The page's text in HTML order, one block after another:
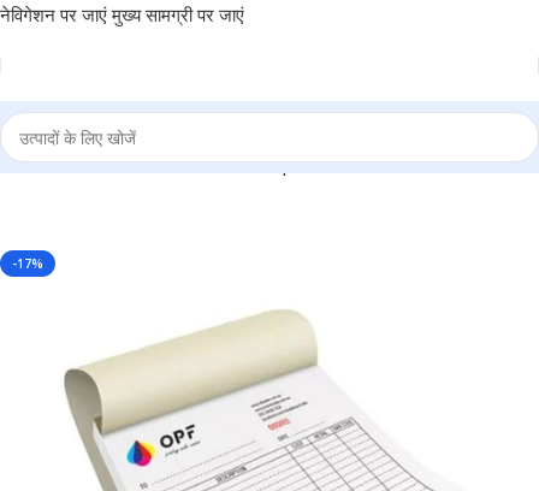
नेविगेशन पर जाएं मुख्य सामग्री पर जाएं
– for Retail outlets, Counter Slip and Personal use – BG-BB01
-17%